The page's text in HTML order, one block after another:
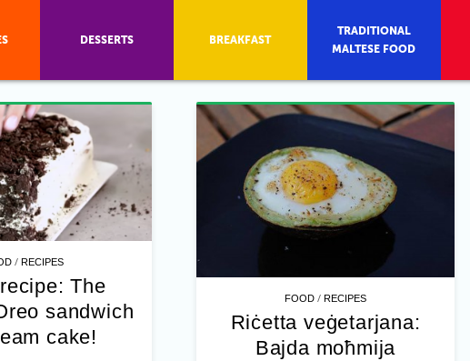
/RECIPES
The
sandwich
cake!
FOOD /RECIPES
Riċetta veġetarjana:
Bajda moħmija
DESSERTS BREAKFAST
TRADITIONAL
MALTESE FOOD